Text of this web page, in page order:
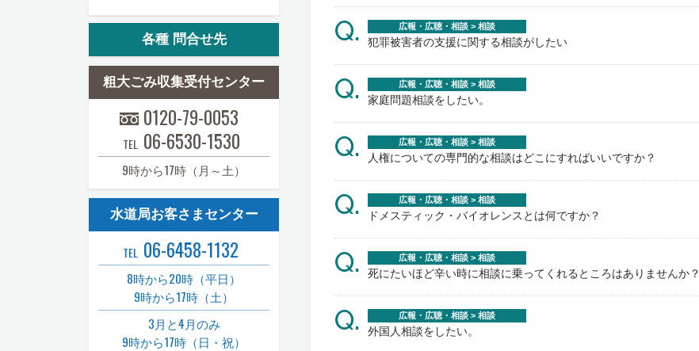
Q. 広報・広聴・相談 > 相談
犯罪被害者の支援に関する相談がしたい
Q. 広報・広聴・相談 > 相談
家庭問題相談をしたい。
Q. 広報・広聴・相談 > 相談
人権についての専門的な相談はどこにすればいいですか？
Q. 広報・広聴・相談 > 相談
ドメスティック・バイオレンスとは何ですか？
Q. 広報・広聴・相談 > 相談
死にたいほど辛い時に相談に乗ってくれるところはありませんか？
Q. 広報・広聴・相談 > 相談
外国人相談をしたい。
各種 問合せ先
粗大ごみ収集受付センター
0120-79-0053
TEL 06-6530-1530
9時から17時（月～土）
水道局お客さまセンター
TEL 06-6458-1132
8時から20時（平日）
9時から17時（土）
3月と4月のみ
9時から17時（日・祝）